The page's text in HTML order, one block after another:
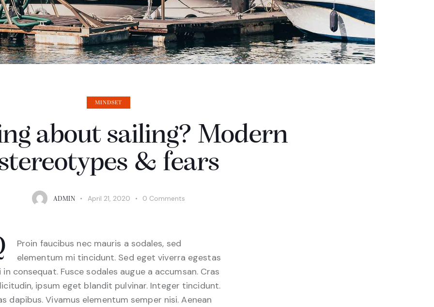
MINDSET
about sailing? Modern
& fears
ADMIN April 21, 2020 0 Comments
Proin faucibus nec mauris a sodales, sed
elementum mi tincidunt. Sed eget viverra egestas
in consequat. Fusce sodales augue a accumsan. Cras
ipsum eget blandit pulvinar. Integer tincidunt.
dapibus. Vivamus elementum semper nisi. Aenean